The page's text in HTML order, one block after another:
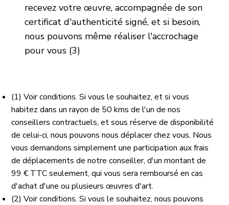
recevez votre œuvre, accompagnée de son
certificat d'authenticité signé, et si besoin,
nous pouvons même réaliser l'accrochage
pour vous (3)
(1) Voir conditions. Si vous le souhaitez, et si vous
habitez dans un rayon de 50 kms de l'un de nos
conseillers contractuels, et sous réserve de disponibilité
de celui-ci, nous pouvons nous déplacer chez vous. Nous
vous demandons simplement une participation aux frais
de déplacements de notre conseiller, d'un montant de
99 € TTC seulement, qui vous sera remboursé en cas
d'achat d'une ou plusieurs œuvres d'art.
(2) Voir conditions. Si vous le souhaitez, nous pouvons